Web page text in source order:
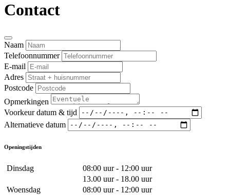
Contact
Naam
Telefoonnummer
E-mail
Adres
Postcode
Opmerkingen
Voorkeur datum & tijd
Alternatieve datum
Openingstijden
Dinsdag
08:00 uur - 12:00 uur
13.00 uur - 18.00 uur
Woensdag
08:00 uur - 12:00 uur